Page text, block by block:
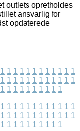
outlets opretholdes
ansvarlig for
opdaterede
1 1 1 1 1 1 1 1 1 1 1 1
1 1 1 1 1 1 1 1 1 1 1 1
1 1 1 1 1 1 1 1 1 1
1 1 1 1 1 1 1 1 1 1 1 1
1 1 1 1 1 1 1 1 1 1 1 1
1 1 1 1 1 1 1 1 1 1